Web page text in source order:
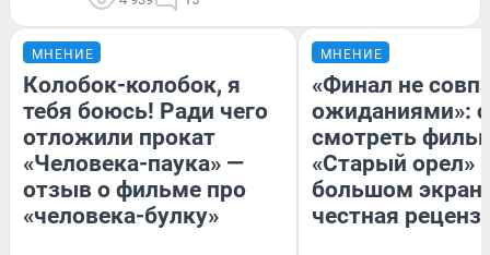
МНЕНИЕ
Колобок-колобок, я
тебя боюсь! Ради чего
отложили прокат
«Человека-паука» —
отзыв о фильме про
«человека-булку»
МНЕНИЕ
«Финал не
ожиданиями»:
смотреть
«Старый орел»
большом
честная